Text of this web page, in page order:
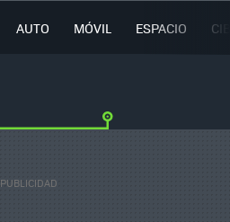
AUTO MÓVIL ESPACIO